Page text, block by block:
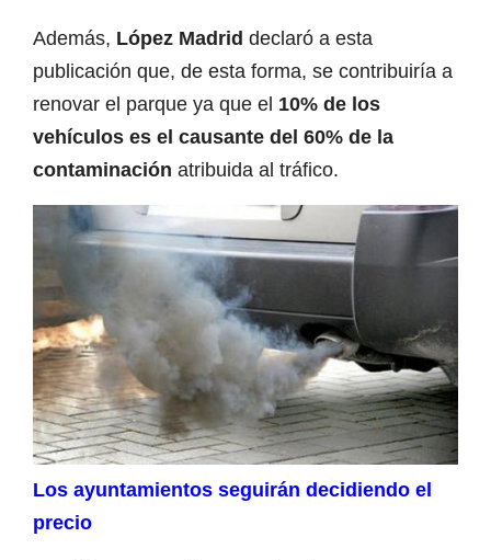
Además, López Madrid declaró a esta
publicación que, de esta forma, se contribuiría a
renovar el parque ya que el 10% de los
vehículos es el causante del 60% de la
contaminación atribuida al tráfico.
Los ayuntamientos seguirán decidiendo el
precio